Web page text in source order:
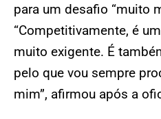
para um desafio “muito
“Competitivamente, é
muito exigente. É
pelo que vou sempre
mim”, afirmou após a